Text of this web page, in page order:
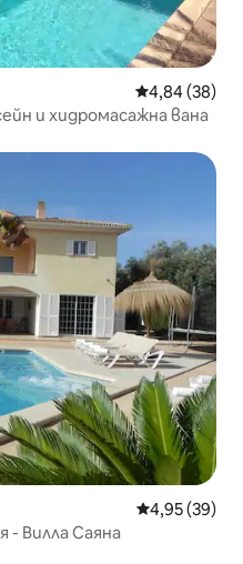
Средна
4,84 (38)
и хидромасажна вана
Средна
4,95 (39)
- Вилла Саяна